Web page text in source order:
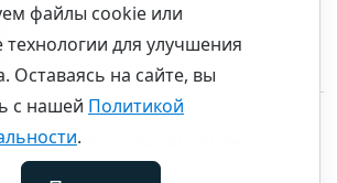
2026. Все права защищены.
файлы cookie или
для улучшения
Оставаясь на сайте, вы
с нашей Политикой
.